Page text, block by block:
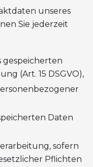
unseres
Sie jederzeit
(Art. 15 DSGVO),
Daten
sofern
Pflichten